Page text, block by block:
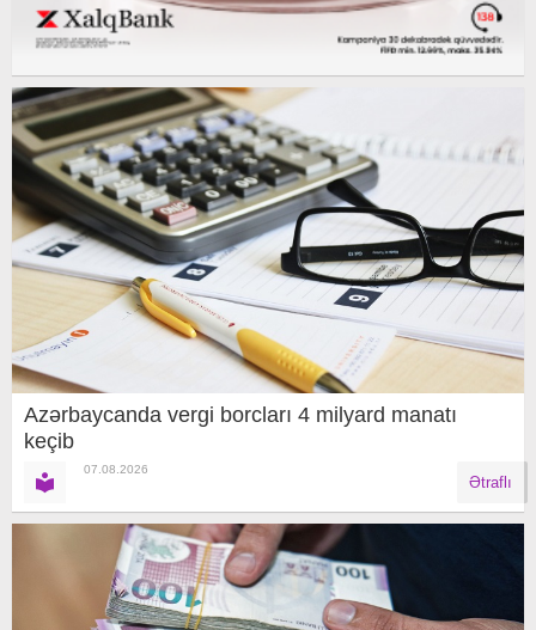
Azərbaycanda vergi borcları 4 milyard manatı
keçib
07.08.2026
Ətraflı